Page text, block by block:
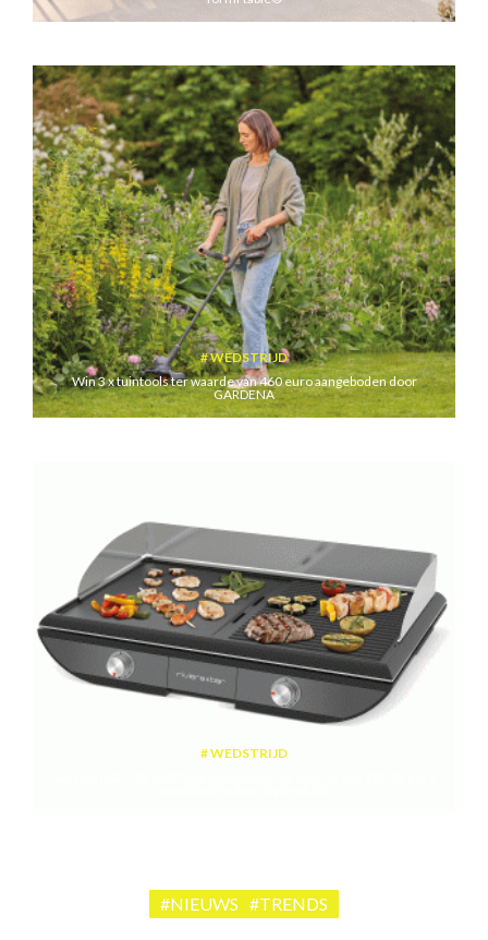
WEDSTRIJD
Win 3 x tuintools ter waarde van 460 euro aangeboden door
GARDENA
WEDSTRIJD
#NIEUWS #TRENDS